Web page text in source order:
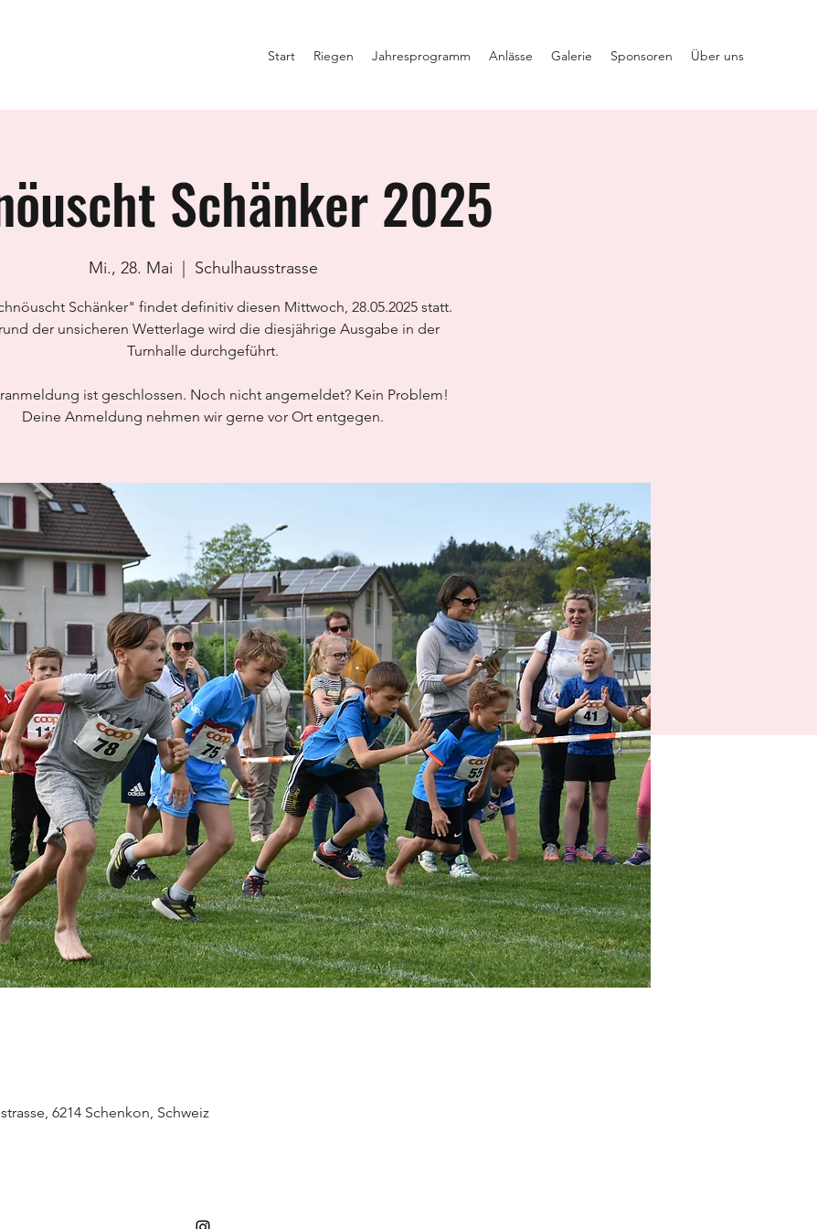
Start Riegen Jahresprogramm Anlässe Galerie Sponsoren Über uns
Schänker 2025
Mi., 28. Mai Schulhausstrasse
Schänker" findet definitiv diesen Mittwoch, 28.05.2025 statt.
der unsicheren Wetterlage wird die diesjährige Ausgabe in der
Turnhalle durchgeführt.
ist geschlossen. Noch nicht angemeldet? Kein Problem!
Deine Anmeldung nehmen wir gerne vor Ort entgegen.
6214 Schenkon, Schweiz